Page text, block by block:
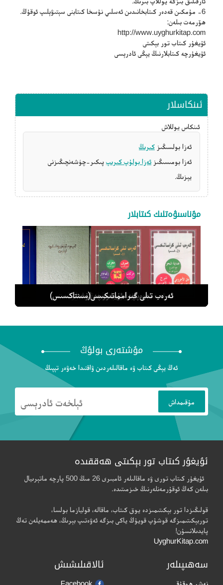
6- مۇمكىن قەدەر كىتابخانىدىن ئەسلىي نۇسخا كىتابنى سېتىۋېلىپ ئوقۇڭ.
ھۆرمەت بىلەن:
http://www.uyghurkitap.com
ئۇيغۇر كىتاب تور بېكىتى
ئۇيغۇرچە كىتابلارنىڭ يېڭى ئادرېسى
ئىنكاسلار
ئىنكاس يوللاش
ئەزا بولسىڭىز كىرىڭ
ئەزا بومىسىڭىز ئەزا بولۇپ كىرىپ پىكىر-چۈشەنچىڭىزنى
يېزىڭ.
مۇناسىۋەتلىك كىتابلار
ئەرەب تىلى گىرامماتىكىسى 2
ئەرەب تىلى گىرامماتىكىسى 1
ئەرەبچە-ئۇيغۇرچە قىسقىچە لۇغەت
ئەرەپچە-ئۇيغۇرچە لۇغەت
ئەرەب تىلى گىرامماتىكىسى(سىنتاكسىس)
مۇشتەرى بولۇڭ
ئەڭ يېڭى كىتاب ۋە ماقالىلەردىن ۋاقتىدا خەۋەر تېپىڭ
ئۇيغۇر كىتاب تور بېكىتى ھەققىدە
ئۇيغۇر كىتاب تورى ۋە ماقالىلەر ئامبىرى 26 مىڭ 500 پارچە ماتېرىيال
بىلەن كەڭ ئوقۇرمەنلەرنىڭ خىزمىتىدە.
قولىڭىزدا تور بېكىتىمىزدە يوق كىتاب، ماقالە، قوليازما بولسا،
توربېكىتىمىزگە قوشۇپ قويۇڭ ياكى بىزگە ئەۋەتىپ بېرىڭ، ھەممەيلەن تەڭ
پايدىلانسۇن!
UyghurKitap.com
سەھىپىلەر
نەشر ھوقۇقى
ئالاقىلىشىش
Facebook